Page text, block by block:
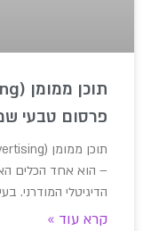
פרסום טבעי
– הוא אחד הכלים
הדיגיטלי המודרני.
קרא עוד »